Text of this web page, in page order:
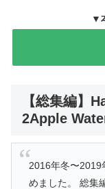
▼
【総集編】
2Apple
2016年冬〜2019
めました。 総集